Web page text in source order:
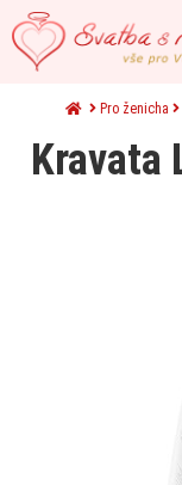
Pro ženicha
Kravata